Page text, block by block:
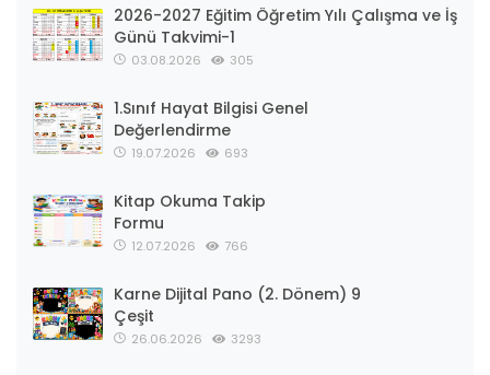
2026-2027 Eğitim Öğretim Yılı Çalışma ve İş
Günü Takvimi-1
03.08.2026 305
1.Sınıf Hayat Bilgisi Genel
Değerlendirme
19.07.2026 693
Kitap Okuma Takip
Formu
12.07.2026 766
Karne Dijital Pano (2. Dönem) 9
Çeşit
26.06.2026 3293